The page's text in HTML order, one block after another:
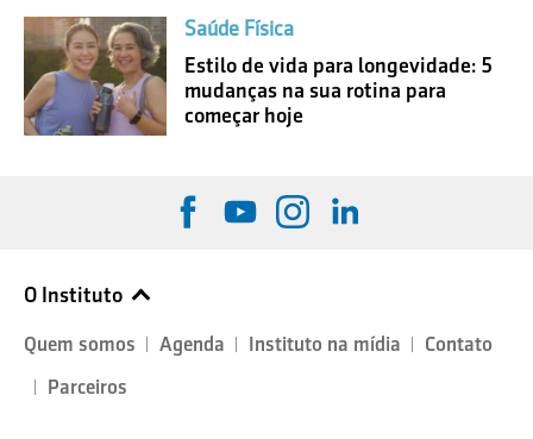
Saúde Física
Estilo de vida para longevidade: 5
mudanças na sua rotina para
começar hoje
O Instituto
Quem somos Agenda Instituto na mídia
Contato
Parceiros